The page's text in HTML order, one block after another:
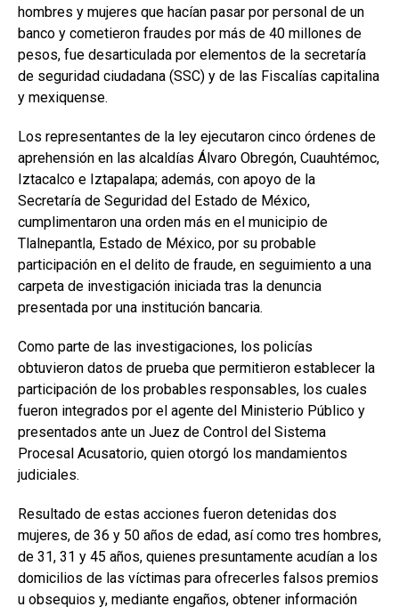
hombres y mujeres que hacían pasar por personal de un
banco y cometieron fraudes por más de 40 millones de
pesos, fue desarticulada por elementos de la secretaría
de seguridad ciudadana (SSC) y de las Fiscalías capitalina
y mexiquense.
Los representantes de la ley ejecutaron cinco órdenes de
aprehensión en las alcaldías Álvaro Obregón, Cuauhtémoc,
Iztacalco e Iztapalapa; además, con apoyo de la
Secretaría de Seguridad del Estado de México,
cumplimentaron una orden más en el municipio de
Tlalnepantla, Estado de México, por su probable
participación en el delito de fraude, en seguimiento a una
carpeta de investigación iniciada tras la denuncia
presentada por una institución bancaria.
Como parte de las investigaciones, los policías
obtuvieron datos de prueba que permitieron establecer la
participación de los probables responsables, los cuales
fueron integrados por el agente del Ministerio Público y
presentados ante un Juez de Control del Sistema
Procesal Acusatorio, quien otorgó los mandamientos
judiciales.
Resultado de estas acciones fueron detenidas dos
mujeres, de 36 y 50 años de edad, así como tres hombres,
de 31, 31 y 45 años, quienes presuntamente acudían a los
domicilios de las víctimas para ofrecerles falsos premios
u obsequios y, mediante engaños, obtener información